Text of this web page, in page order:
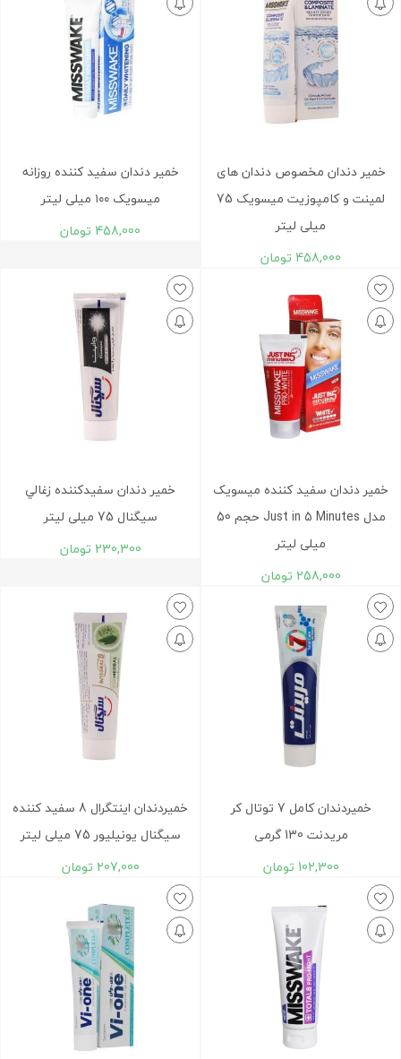
خمیر دندان مخصوص دندان های
لمینت و کامپوزیت میسویک 75
میلی لیتر
458,000 تومان
خمیر دندان سفید کننده روزانه
میسویک ۱۰۰ میلی لیتر
458,000 تومان
خمیر دندان سفید کننده میسویک
مدل Just in 5 Minutes حجم 50
میلی لیتر
258,000 تومان
خمير دندان سفيدکننده زغالي
سیگنال 75 ميلی لیتر
230,300 تومان
خميردندان کامل 7 توتال کر
مریدنت 130 گرمی
102,300 تومان
خمیردندان اینتگرال 8 سفید کننده
سیگنال یونیلیور 75 میلی لیتر
207,000 تومان